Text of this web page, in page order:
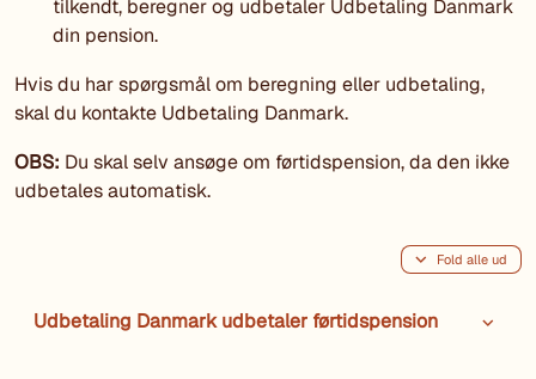
tilkendt, beregner og udbetaler Udbetaling Danmark
din pension.
Hvis du har spørgsmål om beregning eller udbetaling,
skal du kontakte Udbetaling Danmark.
OBS: Du skal selv ansøge om førtidspension, da den ikke
udbetales automatisk.
Fold alle ud
Udbetaling Danmark udbetaler førtidspension